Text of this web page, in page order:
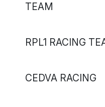
TEAM
RPL1 RACING
CEDVA RACING